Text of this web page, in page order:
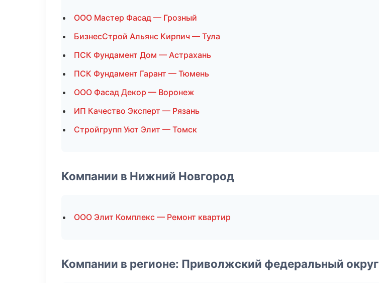
ООО Мастер Фасад — Грозный
БизнесСтрой Альянс Кирпич — Тула
ПСК Фундамент Дом — Астрахань
ПСК Фундамент Гарант — Тюмень
ООО Фасад Декор — Воронеж
ИП Качество Эксперт — Рязань
Стройгрупп Уют Элит — Томск
Компании в Нижний Новгород
ООО Элит Комплекс — Ремонт квартир
Компании в регионе: Приволжский федеральный округ